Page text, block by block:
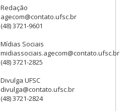
Redação
agecom@contato.ufsc.br
(48) 3721-9601
Mídias Sociais
midiassociais.agecom@contato.ufsc.br
(48) 3721-2825
Divulga UFSC
divulga@contato.ufsc.br
(48) 3721-2824